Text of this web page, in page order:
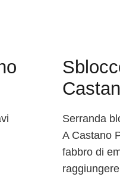
Serranda
A Castano
fabbro di